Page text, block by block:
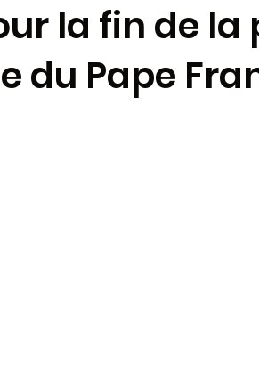
Molokaï - Antenne
la fin de
du Pape